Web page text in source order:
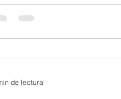
hasta la
las TI han
de lectura